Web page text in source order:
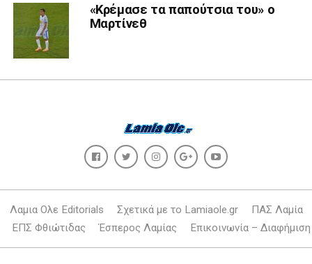
«Κρέμασε τα παπούτσια του» ο
Μαρτίνεθ
Λαμια Ολε Editorials Σχετικά με το Lamiaole.gr
ΠΑΣ Λαμία
ΕΠΣ Φθιώτιδας
Έσπερος Λαμίας Επικοινωνία – Διαφήμιση